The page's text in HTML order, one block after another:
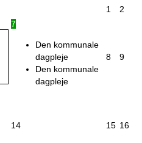
1
2
7
Den kommunale
dagpleje
Den kommunale
dagpleje
8 9
14 15 16